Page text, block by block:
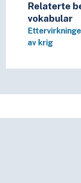
Lekfolk
Lesere
Relaterte
vokabular
av krig